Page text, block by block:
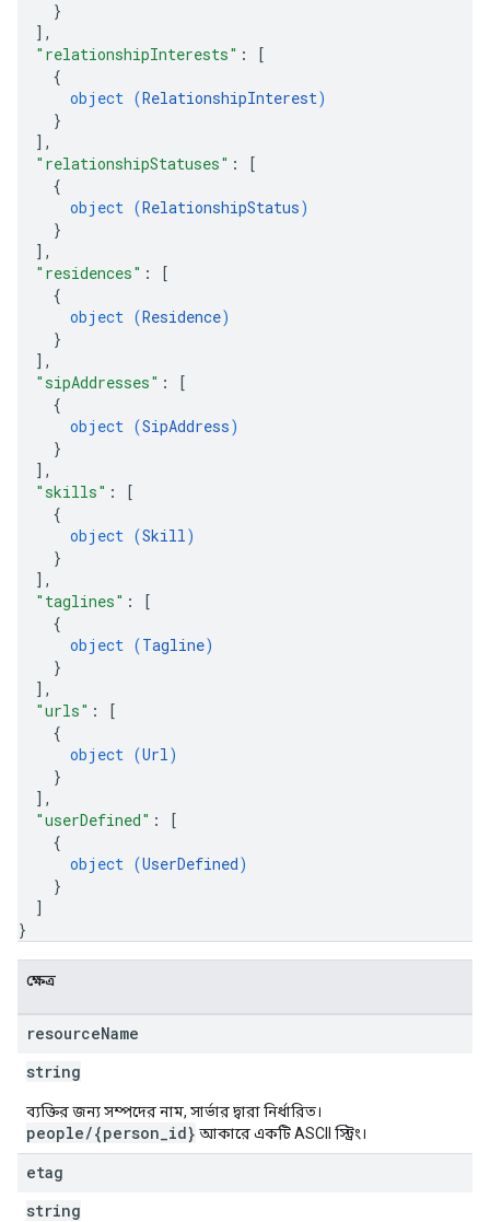
}
] ,
"relationshipInterests" :
[
{
object (RelationshipInterest)
}
] ,
"relationshipStatuses" :
[
{
object (RelationshipStatus)
}
] ,
"residences" :
[
{
object (Residence)
}
] ,
"sipAddresses" :
[
{
object (SipAddress)
}
] ,
"skills" :
[
{
object (Skill)
}
] ,
"taglines" :
[
{
object (Tagline)
}
] ,
"urls" :
[
{
object (Url)
}
] ,
"userDefined" :
[
{
object (UserDefined)
}
]
}
ক্ষেত্র
resourceName
string
ব্যক্তির জন্য সম্পদের নাম, সার্ভার দ্বারা নির্ধারিত।
people/{person_id} আকারে একটি ASCII স্ট্রিং।
etag
string